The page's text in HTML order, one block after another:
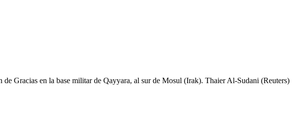
Gracias en la base militar de Qayyara, al sur de Mosul (Irak). Thaier Al-Sudani (Reuters)